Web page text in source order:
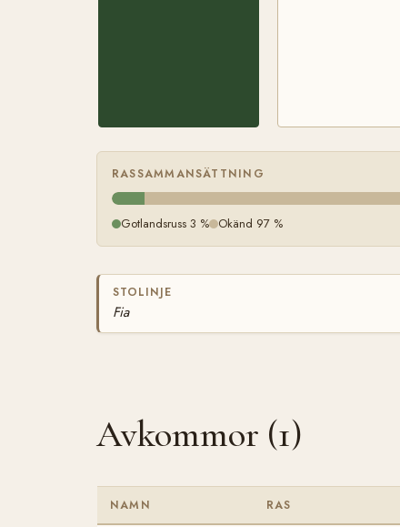
RASSAMMANSÄTTNING
Gotlandsruss 3 % Okänd 97 %
STOLINJE
Fia
Avkommor (1)
NAMN RAS